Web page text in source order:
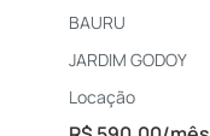
BAURU
JARDIM GODOY
Locação